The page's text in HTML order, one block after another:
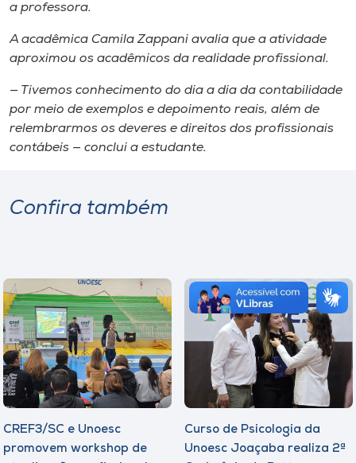
a professora.
A acadêmica Camila Zappani avalia que a atividade
aproximou os acadêmicos da realidade profissional.
— Tivemos conhecimento do dia a dia da contabilidade
por meio de exemplos e depoimento reais, além de
relembrarmos os deveres e direitos dos profissionais
contábeis — conclui a estudante.
Confira também
CREF3/SC e Unoesc
promovem workshop de
Curso de Psicologia da
Unoesc Joaçaba realiza 2ª